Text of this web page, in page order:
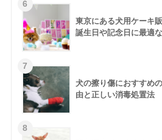
東京にある犬用ケーキ
誕生日や記念日に最適
犬の擦り傷におすすめ
由と正しい消毒処置法